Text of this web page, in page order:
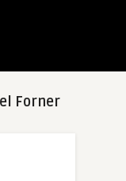
Forner